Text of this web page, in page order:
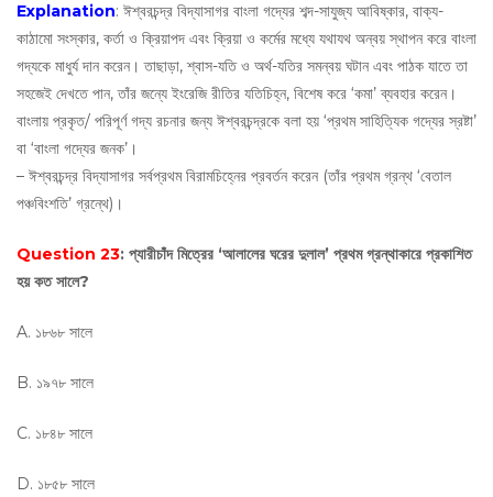
Explanation: ঈশ্বরচন্দ্র বিদ্যাসাগর বাংলা গদ্যের শব্দ-সাযুজ্য আবিষ্কার, বাক্য-
কাঠামো সংস্কার, কর্তা ও ক্রিয়াপদ এবং ক্রিয়া ও কর্মের মধ্যে যথাযথ অন্বয় স্থাপন করে বাংলা
গদ্যকে মাধুর্য দান করেন। তাছাড়া, শ্বাস-যতি ও অর্থ-যতির সমন্বয় ঘটান এবং পাঠক যাতে তা
সহজেই দেখতে পান, তাঁর জন্যে ইংরেজি রীতির যতিচিহ্ন, বিশেষ করে ‘কমা’ ব্যবহার করেন।
বাংলায় প্রকৃত/ পরিপূর্ণ গদ্য রচনার জন্য ঈশ্বরচন্দ্রকে বলা হয় ‘প্রথম সাহিত্যিক গদ্যের স্রষ্টা’
বা ‘বাংলা গদ্যের জনক’।
– ঈশ্বরচন্দ্র বিদ্যাসাগর সর্বপ্রথম বিরামচিহ্নের প্রবর্তন করেন (তাঁর প্রথম গ্রন্থ ‘বেতাল
পঞ্চবিংশতি’ গ্রন্থে)।
Question 23: প্যারীচাঁদ মিত্রের ‘আলালের ঘরের দুলাল’ প্রথম গ্রন্থাকারে প্রকাশিত
হয় কত সালে?
A. ১৮৬৮ সালে
B. ১৯৭৮ সালে
C. ১৮৪৮ সালে
D. ১৮৫৮ সালে